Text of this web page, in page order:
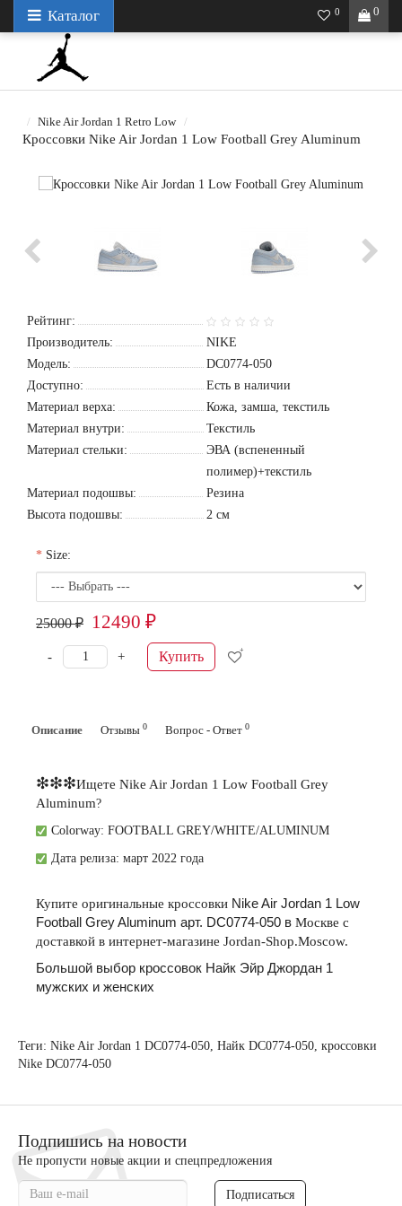
0
Каталог 0
Nike Air Jordan 1 Retro Low
Кроссовки Nike Air Jordan 1 Low Football Grey Aluminum
Рейтинг:
Производитель:
NIKE
Модель:
DC0774-050
Доступно:
Есть в наличии
Материал верха:
Кожа, замша, текстиль
Материал внутри:
Текстиль
Материал стельки:
ЭВА (вспененный
полимер)+текстиль
Материал подошвы:
Резина
Высота подошвы:
2 см
Size:
25000 ₽ 12490 ₽
+
- Купить
Описание Отзывы 0 Вопрос - Ответ 0
❇❇❇Ищете Nike Air Jordan 1 Low Football Grey
Aluminum?
Colorway: FOOTBALL GREY/WHITE/ALUMINUM
Дата релиза: март 2022 года
Купите оригинальные кроссовки Nike Air Jordan 1 Low
Football Grey Aluminum арт. DC0774-050 в Москве с
доставкой в интернет-магазине Jordan-Shop.Moscow.
Большой выбор кроссовок Найк Эйр Джордан 1
мужских и женских
Теги: Nike Air Jordan 1 DC0774-050 Найк DC0774-050 кроссовки
Nike DC0774-050
Подпишись на новости
Не пропусти новые акции и спецпредложения
Подписаться